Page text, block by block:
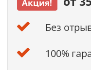
Акция!
Без
100%